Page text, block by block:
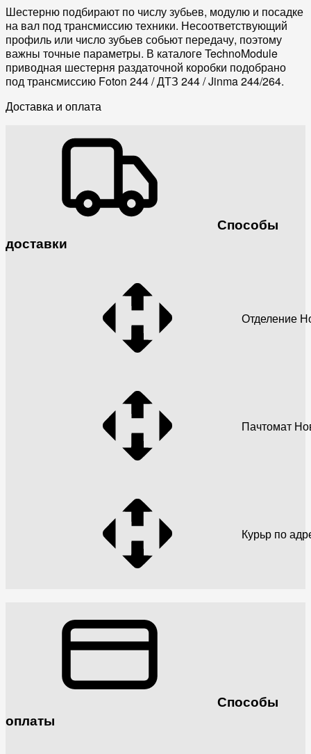
Шестерню подбирают по числу зубьев, модулю и посадке
на вал под трансмиссию техники. Несоответствующий
профиль или число зубьев собьют передачу, поэтому
важны точные параметры. В каталоге TechnoModule
приводная шестерня раздаточной коробки подобрано
под трансмиссию Foton 244 / ДТЗ 244 / Jinma 244/264.
Доставка и оплата
Способы
доставки
Отделение
Пачтомат
Курьр по
Способы
оплаты